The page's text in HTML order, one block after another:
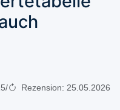
/ Rezension: 25.05.2026